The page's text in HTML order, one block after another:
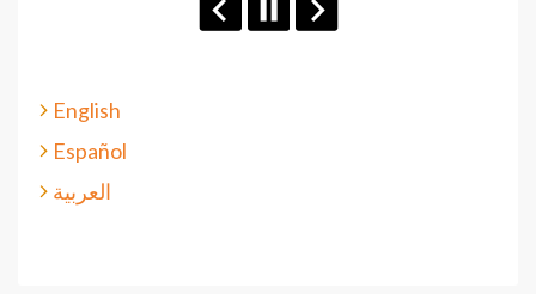
English
Español
العربية